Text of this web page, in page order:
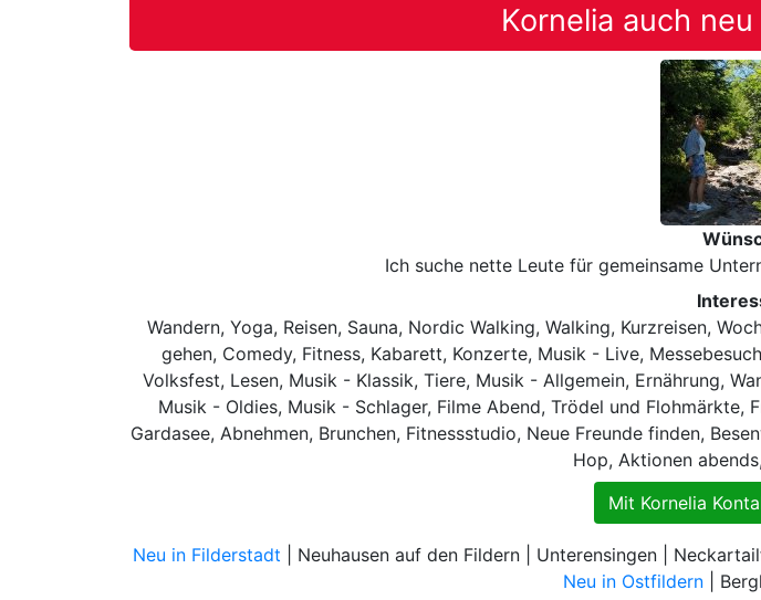
Kornelia auch
Ich suche nette Leute für gemeinsame
Wandern, Yoga, Reisen, Sauna, Nordic Walking, Walking, Kurzreisen,
gehen, Comedy, Fitness, Kabarett, Konzerte, Musik - Live,
Volksfest, Lesen, Musik - Klassik, Tiere, Musik - Allgemein, Ernährung,
Musik - Oldies, Musik - Schlager, Filme Abend, Trödel und
Gardasee, Abnehmen, Brunchen, Fitnessstudio, Neue Freunde finden,
Hop, Aktionen
Mit Kornelia
Neu in Filderstadt | Neuhausen auf den Fildern | Unterensingen |
Neu in Ostfildern |